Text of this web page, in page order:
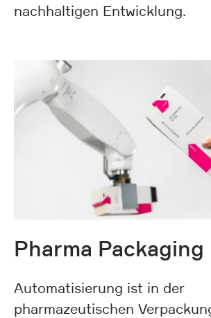
nachhaltigen Entwicklung.
Pharma Packaging
Automatisierung ist in der
pharmazeutischen